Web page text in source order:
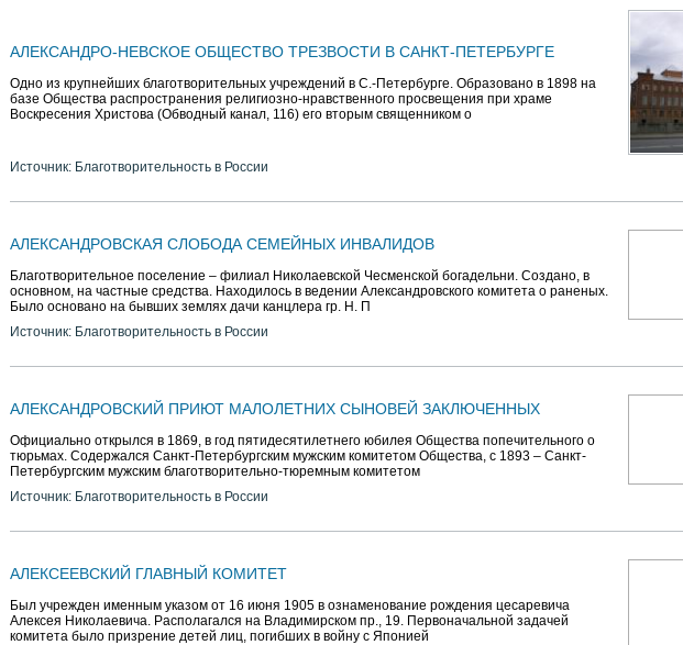
АЛЕКСАНДРО-НЕВСКОЕ ОБЩЕСТВО ТРЕЗВОСТИ В САНКТ-ПЕТЕРБУРГЕ
Одно из крупнейших благотворительных учреждений в С.-Петербурге. Образовано в 1898 на
базе Общества распространения религиозно-нравственного просвещения при храме
Воскресения Христова (Обводный канал, 116) его вторым священником о
Источник: Благотворительность в России
АЛЕКСАНДРОВСКАЯ СЛОБОДА СЕМЕЙНЫХ ИНВАЛИДОВ
Благотворительное поселение – филиал Николаевской Чесменской богадельни. Создано, в
основном, на частные средства. Находилось в ведении Александровского комитета о раненых.
Было основано на бывших землях дачи канцлера гр. Н. П
Источник: Благотворительность в России
АЛЕКСАНДРОВСКИЙ ПРИЮТ МАЛОЛЕТНИХ СЫНОВЕЙ ЗАКЛЮЧЕННЫХ
Официально открылся в 1869, в год пятидесятилетнего юбилея Общества попечительного о
тюрьмах. Содержался Санкт-Петербургским мужским комитетом Общества, с 1893 – Санкт-
Петербургским мужским благотворительно-тюремным комитетом
Источник: Благотворительность в России
АЛЕКСЕЕВСКИЙ ГЛАВНЫЙ КОМИТЕТ
Был учрежден именным указом от 16 июня 1905 в ознаменование рождения цесаревича
Алексея Николаевича. Располагался на Владимирском пр., 19. Первоначальной задачей
комитета было призрение детей лиц, погибших в войну с Японией